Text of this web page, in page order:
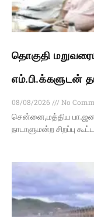
தொகுதி
எம்.பி.க்களுடன்
08/08/2026
No
சென்னை,மத்திய
நாடாளுமன்ற சிறப்பு